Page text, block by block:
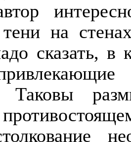
на
сказать, в
Таковы